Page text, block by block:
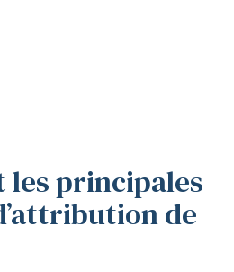
les principales
de